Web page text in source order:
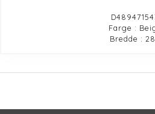
Farge :
Bredde :